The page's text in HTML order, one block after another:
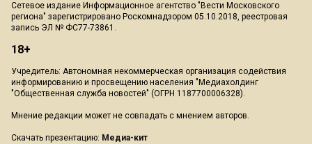
Сетевое издание Информационное агентство "Вести Московского
региона" зарегистрировано Роскомнадзором 05.10.2018, реестровая
запись ЭЛ № ФС77-73861.
18+
Учредитель: Автономная некоммерческая организация содействия
информированию и просвещению населения "Медиахолдинг
"Общественная служба новостей" (ОГРН 1187700006328).
Мнение редакции может не совпадать с мнением авторов.
Скачать презентацию: Медиа-кит